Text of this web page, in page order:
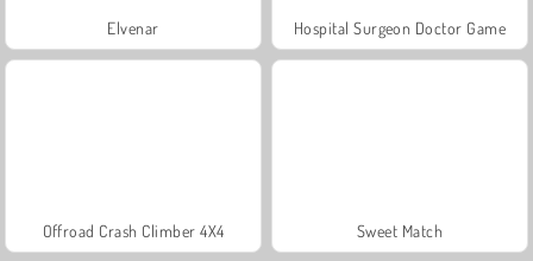
Elvenar Hospital Surgeon Doctor Game
Offroad Crash Climber 4X4 Sweet Match